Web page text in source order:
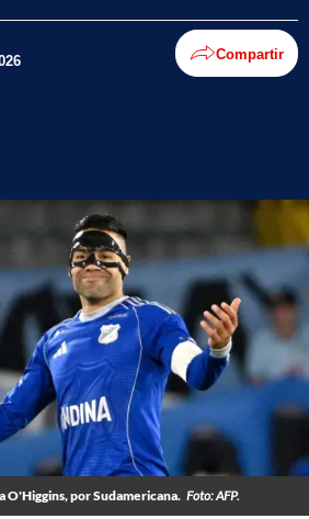
Compartir
O'Higgins, por Sudamericana. Foto: AFP.